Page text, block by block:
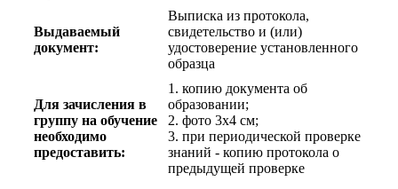
Выдаваемый
документ:
Выписка из протокола,
свидетельство и (или)
удостоверение установленного
образца
Для зачисления в
группу на обучение
необходимо
предоставить:
1. копию документа об
образовании;
2. фото 3х4 см;
3. при периодической проверке
знаний - копию протокола о
предыдущей проверке